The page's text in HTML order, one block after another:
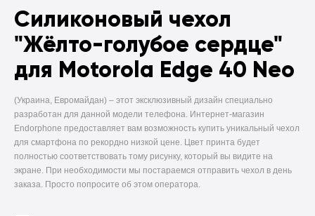
Силиконовый чехол
"Жёлто-голубое сердце"
для Motorola Edge 40 Neo
(Украина, Евромайдан) – этот эксклюзивный дизайн специально
разработан для данной модели телефона. Интернет-магазин
Endorphone предоставляет вам возможность купить уникальный чехол
для смартфона по рекордно низкой цене. Цвет принта будет
полностью соответствовать тому рисунку, который вы видите на
экране. При необходимости мы постараемся отправить чехол в день
заказа. Просто попросите об этом оператора.